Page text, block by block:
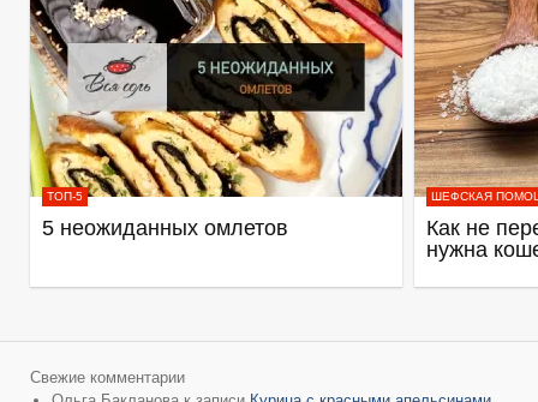
ТОП-5
5 неожиданных омлетов
ШЕФСКАЯ
Как не
нужна
Свежие комментарии